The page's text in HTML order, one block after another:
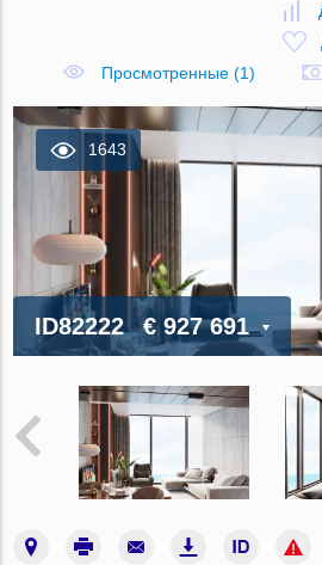
Просмотренные (1)
1643
ID82222 € 927 691